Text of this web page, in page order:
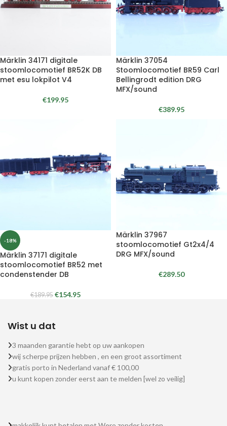
Märklin 34171 digitale
stoomlocomotief BR52K DB
met esu lokpilot V4
€199.95
Märklin 37054
Stoomlocomotief BR59 Carl
Bellingrodt edition DRG
MFX/sound
€389.95
-18%
Märklin 37171 digitale
stoomlocomotief BR52 met
condenstender DB
€189.95 €154.95
Märklin 37967
stoomlocomotief Gt2x4/4
DRG MFX/sound
€289.50
Wist u dat
3 maanden garantie hebt op uw aankopen
wij scherpe prijzen hebben , en een groot assortiment
gratis porto in Nederland vanaf € 100,00
u kunt kopen zonder eerst aan te melden [wel zo veilig]